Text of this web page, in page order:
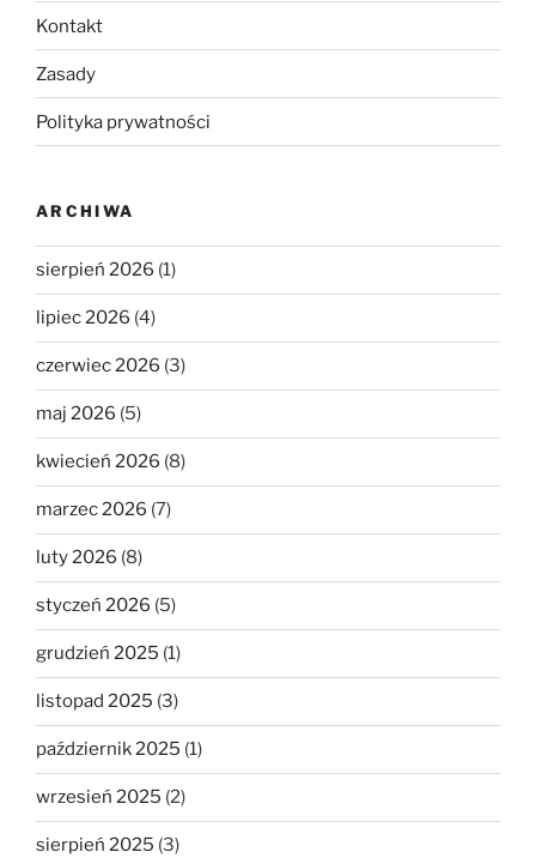
Kontakt
Zasady
Polityka prywatności
ARCHIWA
sierpień 2026 (1)
lipiec 2026 (4)
czerwiec 2026 (3)
maj 2026 (5)
kwiecień 2026 (8)
marzec 2026 (7)
luty 2026 (8)
styczeń 2026 (5)
grudzień 2025 (1)
listopad 2025 (3)
październik 2025 (1)
wrzesień 2025 (2)
sierpień 2025 (3)